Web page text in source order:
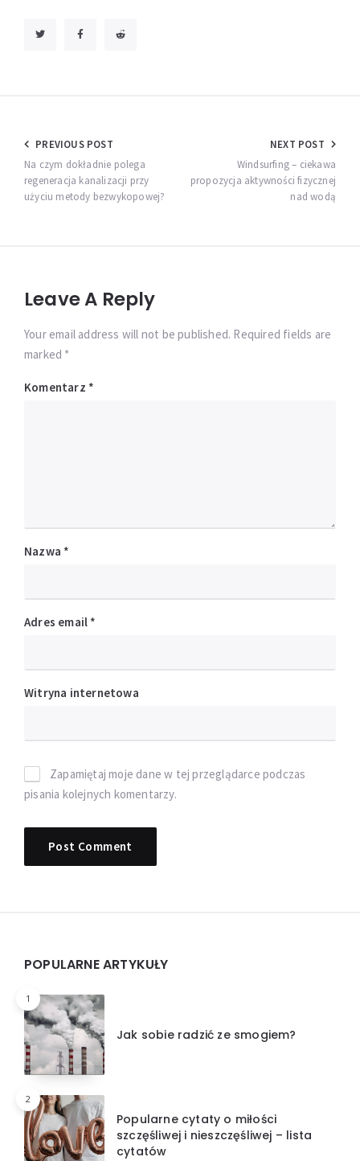
Nawigacja
wpisu
PREVIOUS POST
Na czym dokładnie polega
regeneracja kanalizacji przy
użyciu metody bezwykopowej?
NEXT POST
Windsurfing – ciekawa
propozycja aktywności fizycznej
nad wodą
Leave A Reply
Your email address will not be published. Required fields are
marked *
Komentarz *
Nazwa *
Adres email *
Witryna internetowa
Zapamiętaj moje dane w tej przeglądarce podczas
pisania kolejnych komentarzy.
Widgets
POPULARNE ARTYKUŁY
1
Jak sobie radzić ze smogiem?
2
Popularne cytaty o miłości
szczęśliwej i nieszczęśliwej – lista
cytatów